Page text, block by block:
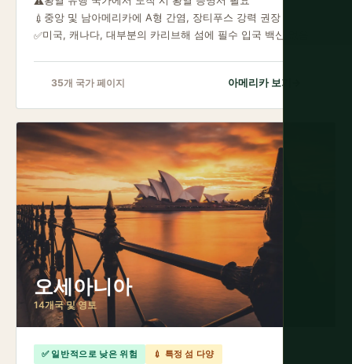
💉 중앙 및 남아메리카에 A형 간염, 장티푸스 강력 권장
✅미국, 캐나다, 대부분의 카리브해 섬에 필수 입국 백신 없음
35개 국가 페이지 아메리카 보기
오세아니아
14개국 및 영토
✅ 일반적으로 낮은 위험 💉 특정 섬 다양